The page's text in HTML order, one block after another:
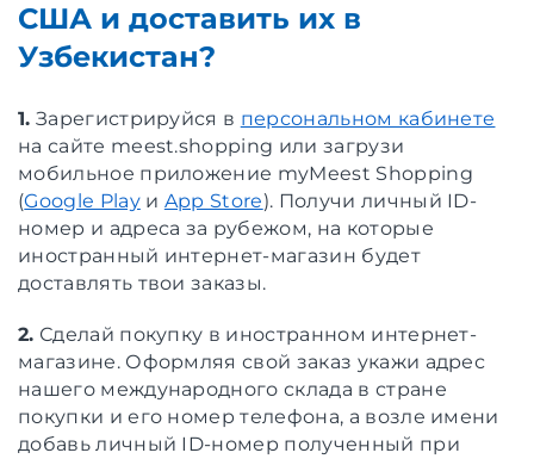
США и доставить их в
Узбекистан?
1. Зарегистрируйся в персональном кабинете
на сайте meest.shopping или загрузи
мобильное приложение myMeest Shopping
(Google Playи App Store). Получи личный ID-
номер и адреса за рубежом, на которые
иностранный интернет-магазин будет
доставлять твои заказы.
2. Сделай покупку в иностранном интернет-
магазине. Оформляя свой заказ укажи адрес
нашего международного склада в стране
покупки и его номер телефона, а возле имени
добавь личный ID-номер полученный при